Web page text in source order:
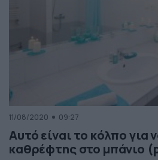
11/08/2020 09:27
Αυτό είναι το κόλπο για
καθρέφτης στο μπάνιο